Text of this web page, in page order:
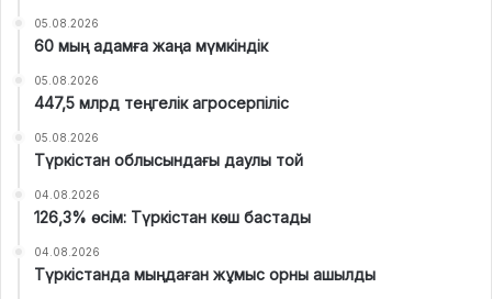
05.08.2026
60 мың адамға жаңа мүмкіндік
05.08.2026
447,5 млрд теңгелік агросерпіліс
05.08.2026
Түркістан облысындағы даулы той
04.08.2026
126,3% өсім: Түркістан көш бастады
04.08.2026
Түркістанда мыңдаған жұмыс орны ашылды